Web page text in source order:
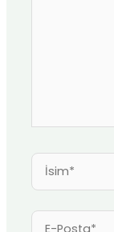
İsim*
E-